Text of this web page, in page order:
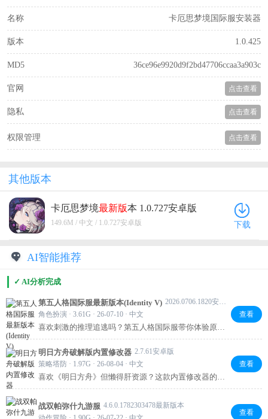
名称 卡厄思梦境国际服安装器
版本 1.0.425
MD5 36ce96e9920d9f2bd47706ccaa3a903c
官网 点击查看
隐私 点击查看
权限管理 点击查看
其他版本
卡厄思梦境最新版本 1.0.727安卓版
149.6M / 中文 / 1.0.727安卓版 下载
AI智能推荐
✓ AI分析完成
第五人格国际服最新版本(Identity V)
2026.0706.1820安卓版
角色扮演 · 3.61G · 26-07-10 · 中文
喜欢刺激的推理追逃吗？第五人格国际服带你体验原汁
原味的哥特风对抗。扮演求生者开黑破译，或化身监管
者追击，画风独特，操作带感。国际服同步更新，还能
匹配全球玩家，快拉上好友一起享受心跳加速的对决
吧！
查看
明日方舟破解版内置修改器 2.7.61安卓版
策略塔防 · 1.97G · 26-08-04 · 中文
喜欢《明日方舟》但懒得肝资源？这款内置修改器的破
解版直接帮你省去刷材料、抽卡的烦恼！一键修改，龙
门币、合成玉随便花，干员全解锁，轻松体验高难本。
想怎么玩就怎么玩，省时又省心，赶紧试试吧！
查看
战双帕弥什九游服 4.6.0.1782303478最新版本
查看